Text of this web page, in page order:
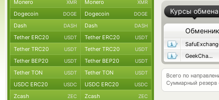
Курсы обмена
Обменник
GeekChange
Всего по
Суммарный резерв
Monero XMR Monero XMR
Dogecoin DOGE Dogecoin DOGE
Dash DASH Dash DASH
Tether ERC20 USDT Tether ERC20 USDT
Tether TRC20 USDT Tether TRC20 USDT
Tether BEP20 USDT Tether BEP20 USDT
Tether TON USDT Tether TON USDT
USDC ERC20 USDC USDC ERC20 USDC
Zcash ZEC Zcash ZEC